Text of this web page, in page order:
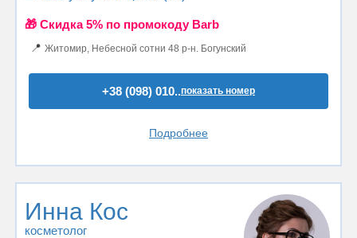
🎁 Cкидка 5% по промокоду Barb
📍 Житомир, Небесной сотни 48 р-н. Богунский
+38 (098) 010..показать номер
Подробнее
Инна Кос
косметолог